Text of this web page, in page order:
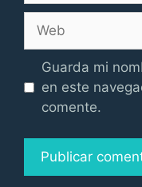
Web
Guarda mi
en este
comente.